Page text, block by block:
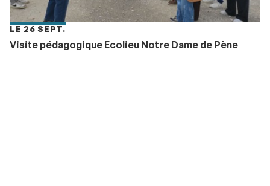
LE 26 SEPT.
Visite pédagogique Ecolieu Notre Dame de Pène